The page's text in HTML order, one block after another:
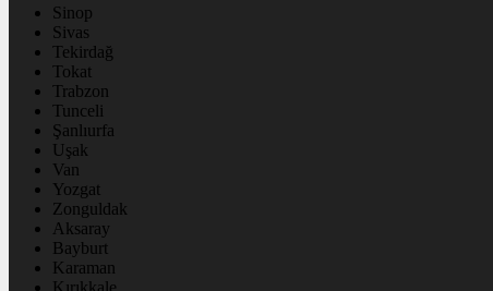
Sinop
Sivas
Tekirdağ
Tokat
Trabzon
Tunceli
Şanlıurfa
Uşak
Van
Yozgat
Zonguldak
Aksaray
Bayburt
Karaman
Kırıkkale